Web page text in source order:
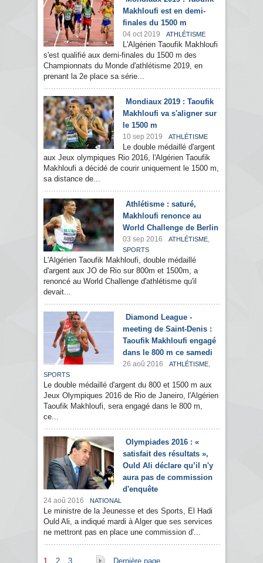
Makhloufi est en demi-
finales du 1500 m
04 oct 2019 ATHLÉTISME
L'Algérien Taoufik Makhloufi
s'est qualifié aux demi-finales du 1500 m des
Championnats du Monde d'athlétisme 2019, en
prenant la 2e place sa série...
Mondiaux 2019 : Taoufik
Makhloufi va s'aligner sur
le 1500 m
10 sep 2019 ATHLÉTISME
Le double médaillé d'argent
aux Jeux olympiques Rio 2016, l'Algérien Taoufik
Makhloufi a décidé de courir uniquement le 1500 m,
sa distance de...
Athlétisme : saturé,
Makhloufi renonce au
World Challenge de Berlin
03 sep 2016 ATHLÉTISME,
SPORTS
L'Algérien Taoufik Makhloufi, double médaillé
d'argent aux JO de Rio sur 800m et 1500m, a
renoncé au World Challenge d'athlétisme qu'il
devait...
Diamond League -
meeting de Saint-Denis :
Taoufik Makhloufi engagé
dans le 800 m ce samedi
26 aoû 2016 ATHLÉTISME,
SPORTS
Le double médaillé d'argent du 800 et 1500 m aux
Jeux Olympiques 2016 de Rio de Janeiro, l'Algérien
Taoufik Makhloufi, sera engagé dans le 800 m,
ce...
Olympiades 2016 : «
satisfait des résultats »,
Ould Ali déclare qu’il n'y
aura pas de commission
d'enquête
24 aoû 2016 NATIONAL
Le ministre de la Jeunesse et des Sports, El Hadi
Ould Ali, a indiqué mardi à Alger que ses services
ne mettront pas en place une commission d'...
1 2 3 … Dernière page